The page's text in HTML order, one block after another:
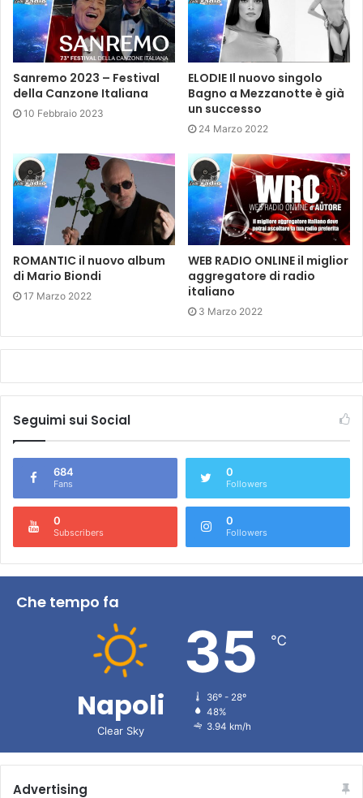
Sanremo 2023 – Festival
della Canzone Italiana
10 Febbraio 2023
ELODIE Il nuovo singolo
Bagno a Mezzanotte è già
un successo
24 Marzo 2022
ROMANTIC il nuovo album
di Mario Biondi
17 Marzo 2022
WEB RADIO ONLINE il miglior
aggregatore di radio
italiano
3 Marzo 2022
Seguimi sui Social
684
Fans
0
Followers
0
Subscribers
0
Followers
Che tempo fa
Napoli
Clear Sky
35 ℃
36º - 28º
48%
3.94 km/h
Advertising